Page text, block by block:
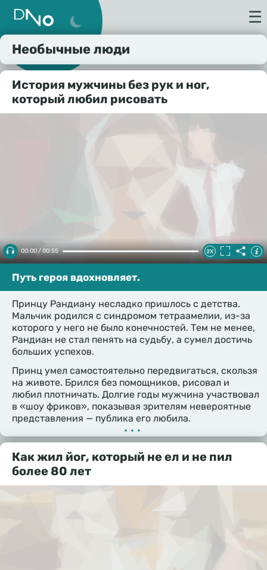
☰
Необычные люди
История мужчины без рук и ног,
который любил рисовать
00:00 / 00:55
Путь героя вдохновляет.
Принцу Рандиану несладко пришлось с детства.
Мальчик родился с синдромом тетраамелии, из-за
которого у него не было конечностей. Тем не менее,
Рандиан не стал пенять на судьбу, а сумел достичь
больших успехов.
Принц умел самостоятельно передвигаться, скользя
на животе. Брился без помощников, рисовал и
любил плотничать. Долгие годы мужчина участвовал
в «шоу фриков», показывая зрителям невероятные
представления — публика его любила.
•••
Как жил йог, который не ел и не пил
более 80 лет